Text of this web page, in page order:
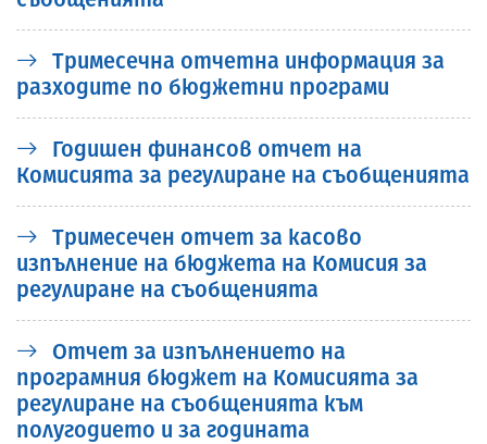
Тримесечна отчетна информация за
разходите по бюджетни програми
Годишен финансов отчет на
Комисията за регулиране на съобщенията
Тримесечен отчет за касово
изпълнение на бюджета на Комисия за
регулиране на съобщенията
Отчет за изпълнението на
програмния бюджет на Комисията за
регулиране на съобщенията към
полугодието и за годината